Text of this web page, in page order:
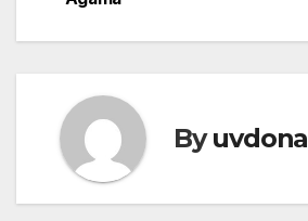
Byuvdona